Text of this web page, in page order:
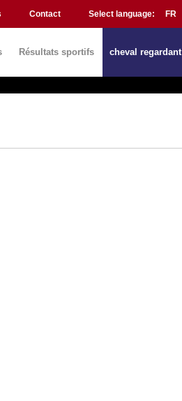
Contact Select language:
Résultats sportifs cheval regardant